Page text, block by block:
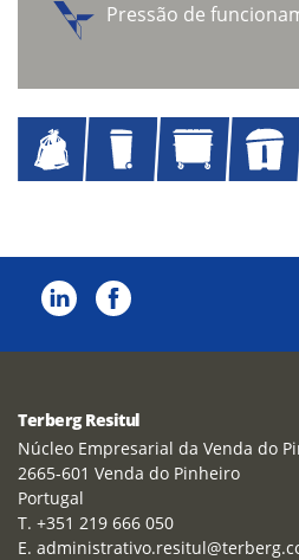
Pressão de
Terberg Resitul
Núcleo Empresarial da Venda do
2665-601 Venda do Pinheiro
Portugal
T. +351 219 666 050
E.